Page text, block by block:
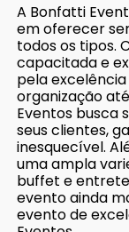
A Bonfatti
em oferecer
todos os tipos.
capacitada e
pela excelência
organização
Eventos busca
seus clientes,
inesquecível.
uma ampla
buffet e
evento ainda
evento de